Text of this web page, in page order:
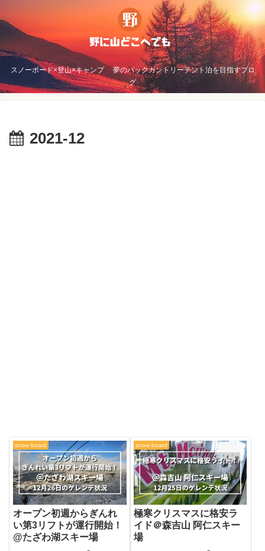
スノーボード×登山×キャンプ 夢のバックカントリーテント泊を目指すブロ
グ
2021-12
snow board
オープン初週からぎんれ
い第3リフトが運行開始！
@たざわ湖スキー場
snow board
極寒クリスマスに格安ラ
イド＠森吉山 阿仁スキー
場